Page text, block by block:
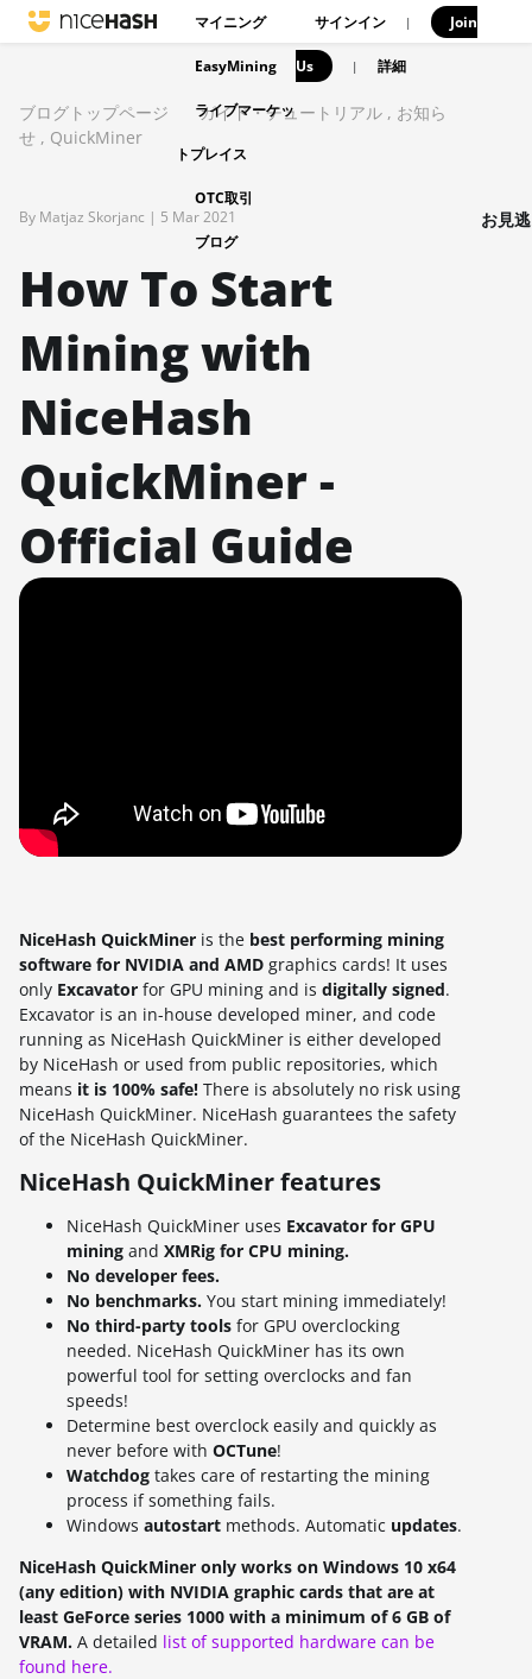
マイニング
EasyMining
ライブマーケッ
トプレイス
OTC取引
ブログ
サインイン | Join
Us | 詳細
ブログトップページ ガイド・チュートリアル , お知ら
せ , QuickMiner
By Matjaz Skorjanc | 5 Mar 2021
How To Start
Mining with
NiceHash
QuickMiner -
Official Guide
NiceHash QuickMiner is the best performing mining
software for NVIDIA and AMD graphics cards! It uses
only Excavator for GPU mining and is digitally signed.
Excavator is an in-house developed miner, and code
running as NiceHash QuickMiner is either developed
by NiceHash or used from public repositories, which
means it is 100% safe! There is absolutely no risk using
NiceHash QuickMiner. NiceHash guarantees the safety
of the NiceHash QuickMiner.
NiceHash QuickMiner features
NiceHash QuickMiner uses Excavator for GPU
mining and XMRig for CPU mining.
No developer fees.
No benchmarks. You start mining immediately!
No third-party tools for GPU overclocking
needed. NiceHash QuickMiner has its own
powerful tool for setting overclocks and fan
speeds!
Determine best overclock easily and quickly as
never before with OCTune!
Watchdog takes care of restarting the mining
process if something fails.
Windows autostart methods. Automatic updates.
NiceHash QuickMiner only works on Windows 10 x64
(any edition) with NVIDIA graphic cards that are at
least GeForce series 1000 with a minimum of 6 GB of
VRAM. A detailed list of supported hardware can be
found here.
お見